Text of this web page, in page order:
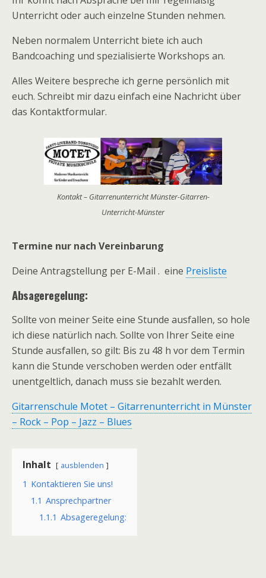
Unterricht oder auch einzelne Stunden nehmen.
Neben normalem Unterricht biete ich auch
Bandcoaching und spezialisierte Workshops an.
Alles Weitere bespreche ich gerne persönlich mit
euch. Schreibt mir dazu einfach eine Nachricht über
das Kontaktformular.
Kontakt – Gitarrenunterricht Münster-Gitarren-
Unterricht-Münster
Termine nur nach Vereinbarung
Deine Antragstellung per E-Mail . eine Preisliste
Absageregelung:
Sollte von meiner Seite eine Stunde ausfallen, so hole
ich diese natürlich nach. Sollte von Ihrer Seite eine
Stunde ausfallen, so gilt: Bis zu 48 h vor dem Termin
kann die Stunde verschoben werden oder entfällt
unentgeltlich, danach muss sie bezahlt werden.
Gitarrenschule Motet – Gitarrenunterricht in Münster
– Rock – Pop – Jazz – Blues
Inhalt ausblenden
1 Kontaktieren Sie uns!
1.1 Ansprechpartner
1.1.1 Absageregelung: